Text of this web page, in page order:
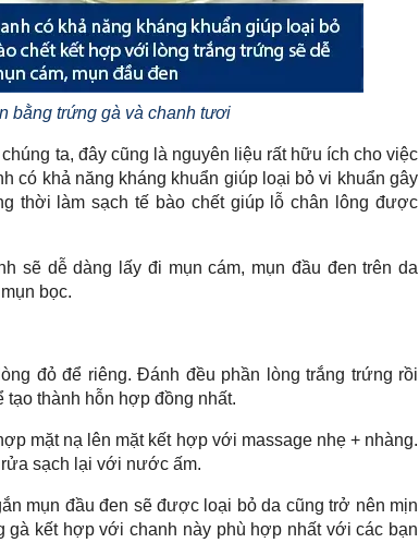
bằng trứng gà và chanh tươi
ta, đây cũng là nguyên liệu rất hữu ích cho việc
có khả năng kháng khuẩn giúp loại bỏ vi khuẩn gây
thời làm sạch tế bào chết giúp lỗ chân lông được
sẽ dễ dàng lấy đi mụn cám, mụn đầu đen trên da
bọc.
đỏ để riêng. Đánh đều phần lòng trắng trứng rồi
thành hỗn hợp đồng nhất.
mặt nạ lên mặt kết hợp với massage nhẹ + nhàng.
sạch lại với nước ấm.
mụn đầu đen sẽ được loại bỏ da cũng trở nên mịn
gà kết hợp với chanh này phù hợp nhất với các bạn